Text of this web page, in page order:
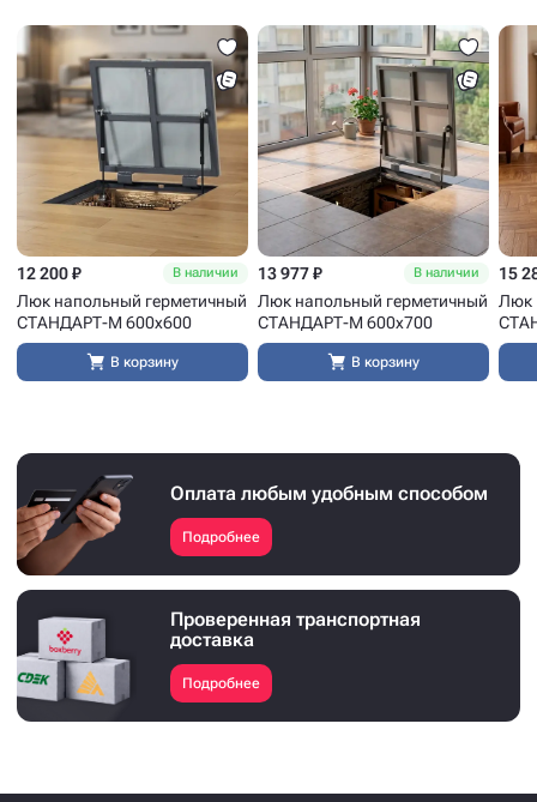
12 200 ₽ В наличии
Люк напольный герметичный
СТАНДАРТ-М 600x600
В корзину
13 977 ₽ В наличии
Люк напольный герметичный
СТАНДАРТ-М 600x700
В корзину
15
Люк
Оплата любым удобным способом
Подробнее
Проверенная транспортная
доставка
Подробнее